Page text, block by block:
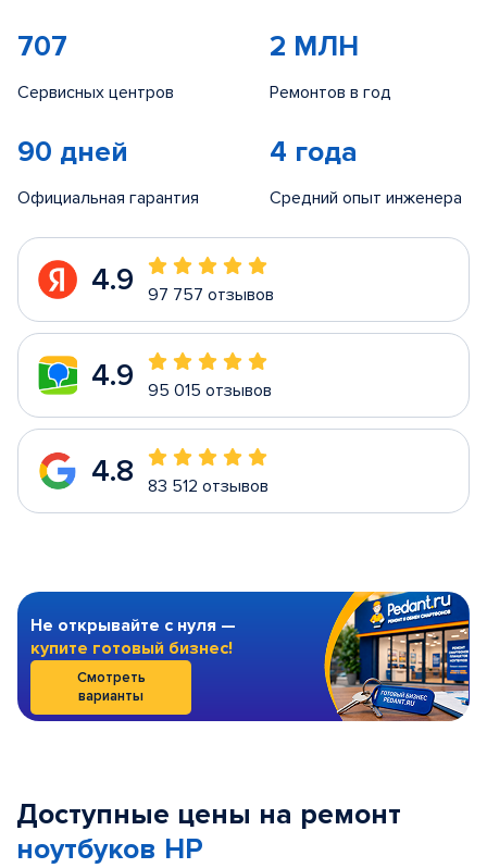
707
Сервисных центров
2 МЛН
Ремонтов в год
90 дней
Официальная гарантия
4 года
Средний опыт инженера
4.9 97 757 отзывов
4.9 95 015 отзывов
4.8 83 512 отзывов
Не открывайте с нуля —
купите готовый бизнес!
Смотреть
варианты
Доступные цены на ремонт
ноутбуков HP